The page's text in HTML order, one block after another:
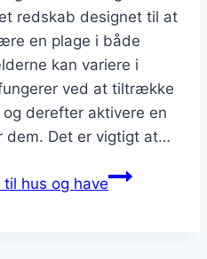
redskab designet til at
en plage i både
kan variere i
ved at tiltrække
derefter aktivere en
dem. Det er vigtigt at…
hus og have